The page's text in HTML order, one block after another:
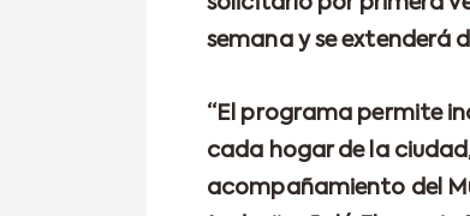
semana y se extenderá
“El programa permite
cada hogar de la
acompañamiento del